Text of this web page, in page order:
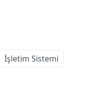
İşletim Sistemi